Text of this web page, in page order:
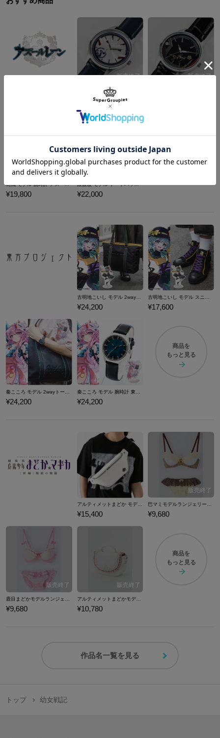
¥19,800
島風 モデル 腕時計 アズールレーン
¥19,800
綾波改 モデル トートバッグ アズールレーン
¥22,000
もっと見る
古明地こいし モデル 2wayトートバッグ 東方Project
¥24,200 ¥17,600
¥24,200 ¥24,200
商品を
もっと見る
アルティメットまどか モデル ボディバッグ 魔法少女まどか☆マギカ
¥15,400
巴マミモデルランジェリーセット ブラジャー ショーツ 下着 魔法少女まどか☆マギカ
¥9,680
¥9,680
アルティメットまどかモデルバッグ カバン 魔法少女まどか☆マギカ
¥10,780
商品を
もっと見る
作品名一覧を見る
トップ 幼女戦記